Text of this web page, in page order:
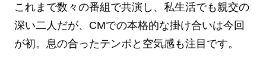
これまで数々の番組で共演し、私生活でも親交の
深い二人だが、CMでの本格的な掛け合いは今回
が初。息の合ったテンポと空気感も注目です。